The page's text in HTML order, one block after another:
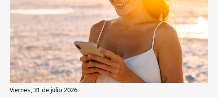
viernes, 31 de julio 2026